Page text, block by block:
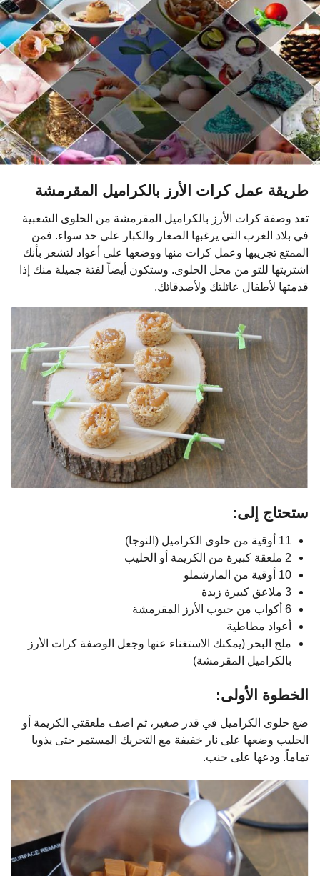
ا
ت
م
ن
ذ
طريقة عمل كرات الأرز بالكراميل المقرمشة
تعد وصفة كرات الأرز بالكراميل المقرمشة من الحلوى الشعبية
في بلاد الغرب التي يرغبها الصغار والكبار على حد سواء. فمن
الممتع تجريبها وعمل كرات منها ووضعها على أعواد لتشعر بأنك
اشتريتها للتو من محل الحلوى. وستكون أيضاً لفتة جميلة منك إذا
قدمتها لأطفال عائلتك ولأصدقائك.
ستحتاج إلى:
11 أوقية من حلوى الكراميل (النوجا)
2 ملعقة كبيرة من الكريمة أو الحليب
10 أوقية من المارشملو
3 ملاعق كبيرة زبدة
6 أكواب من حبوب الأرز المقرمشة
أعواد مطاطية
ملح البحر (يمكنك الاستغناء عنها وجعل الوصفة كرات الأرز
بالكراميل المقرمشة)
الخطوة الأولى:
ضع حلوى الكراميل في قدر صغير، ثم اضف ملعقتي الكريمة أو
الحليب وضعها على نار خفيفة مع التحريك المستمر حتى يذوبا
تماماً. ودعها على جنب.